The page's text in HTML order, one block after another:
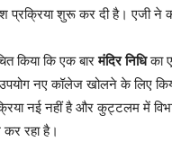
प्रक्रिया शुरू कर दी है। एजी ने
किया कि एक बारमंदिर निधिका
नए कॉलेज खोलने के लिए
नई नहीं है और कुट्टलम में
रहा है।